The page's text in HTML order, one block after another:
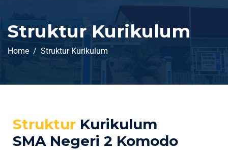
Struktur Kurikulum
Home Struktur Kurikulum
Struktur Kurikulum
SMA Negeri 2 Komodo